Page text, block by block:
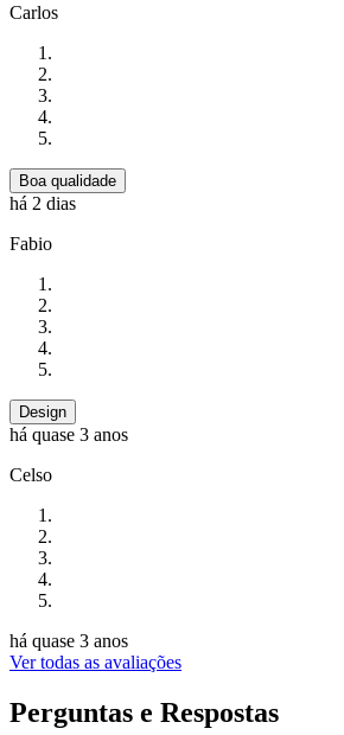
Carlos
Boa qualidade
há 2 dias
Fabio
Design
há quase 3 anos
Celso
há quase 3 anos
Ver todas as avaliações
Perguntas e Respostas